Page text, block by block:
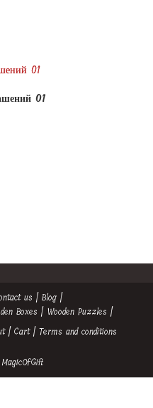
01
us
Blog
Boxes
Wooden Puzzles
Cart Terms and conditions